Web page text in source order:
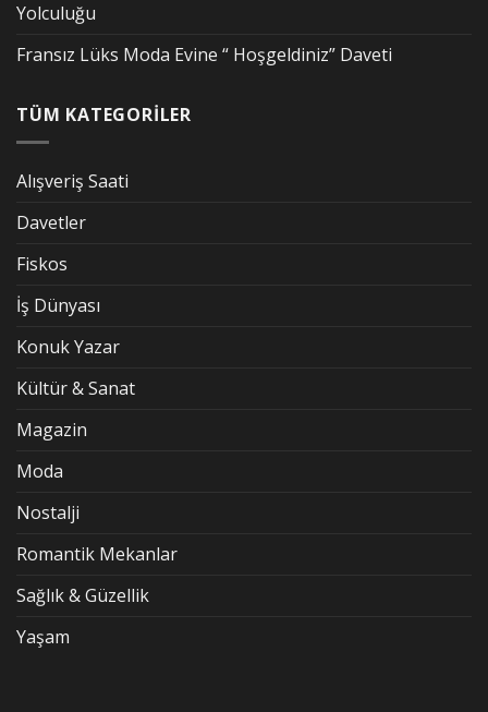
Yolculuğu
Fransız Lüks Moda Evine “ Hoşgeldiniz” Daveti
TÜM KATEGORİLER
Alışveriş Saati
Davetler
Fiskos
İş Dünyası
Konuk Yazar
Kültür & Sanat
Magazin
Moda
Nostalji
Romantik Mekanlar
Sağlık & Güzellik
Yaşam